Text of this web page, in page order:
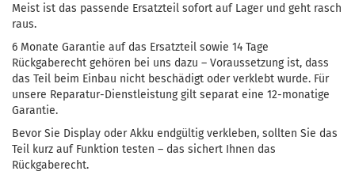
Meist ist das passende Ersatzteil sofort auf Lager und geht rasch
raus.
6 Monate Garantie auf das Ersatzteil sowie 14 Tage
Rückgaberecht gehören bei uns dazu – Voraussetzung ist, dass
das Teil beim Einbau nicht beschädigt oder verklebt wurde. Für
unsere Reparatur-Dienstleistung gilt separat eine 12-monatige
Garantie.
Bevor Sie Display oder Akku endgültig verkleben, sollten Sie das
Teil kurz auf Funktion testen – das sichert Ihnen das
Rückgaberecht.